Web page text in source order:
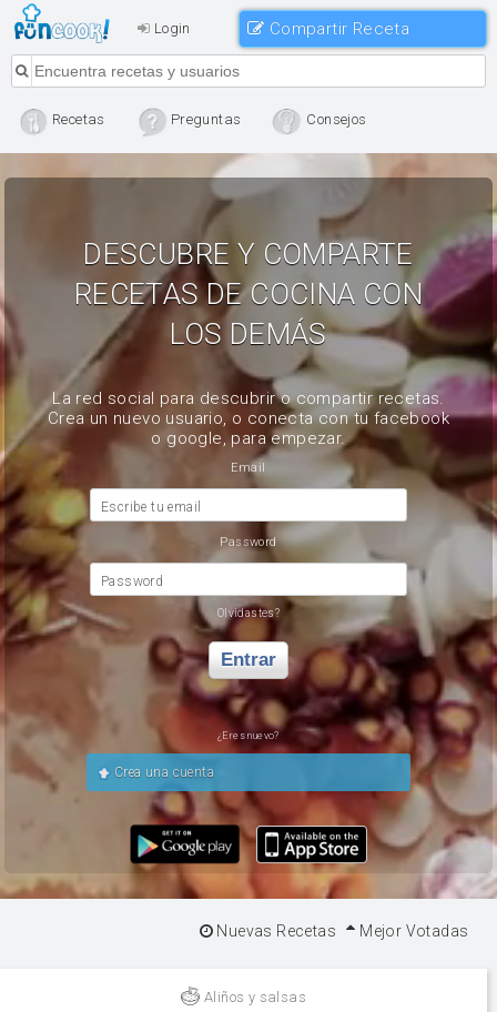
Login
Recetas Preguntas Consejos
DESCUBRE Y COMPARTE
RECETAS DE COCINA CON
LOS DEMÁS
La red social para descubrir o compartir recetas.
Crea un nuevo usuario, o conecta con tu facebook
o google, para empezar.
Email
Escribe tu email
Password
Password
Olvidastes?
Entrar
¿Eres nuevo?
Crea una cuenta
Compartir Receta
Nuevas Recetas Mejor Votadas
Aliños y salsas